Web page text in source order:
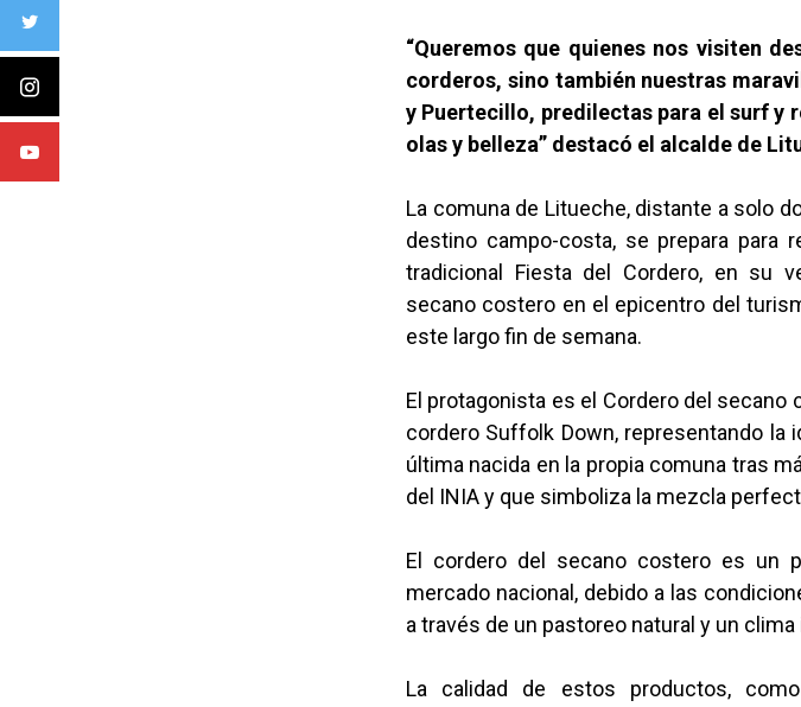
“Queremos que quienes nos visiten
corderos, sino también nuestras
y Puertecillo, predilectas para el surf y
olas y belleza” destacó el alcalde de
La comuna de Litueche, distante a solo
destino campo-costa, se prepara
tradicional Fiesta del Cordero, en su
secano costero en el epicentro del
este largo fin de semana.
El protagonista es el Cordero del secano
cordero Suffolk Down, representando la
última nacida en la propia comuna tras
del INIA y que simboliza la mezcla
El cordero del secano costero es un
mercado nacional, debido a las
a través de un pastoreo natural y un
La calidad de estos productos,